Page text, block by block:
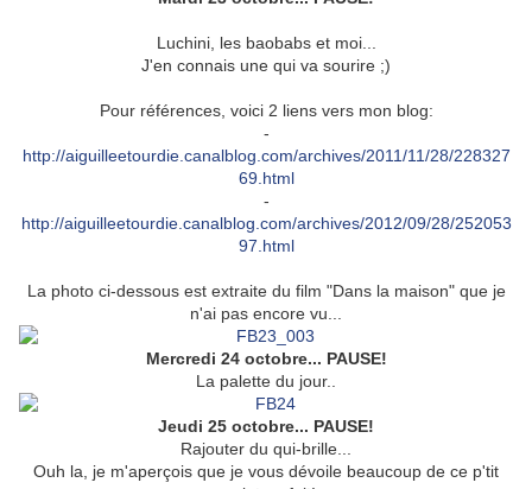
Luchini, les baobabs et moi...
J'en connais une qui va sourire ;)
Pour références, voici 2 liens vers mon blog:
-
http://aiguilleetourdie.canalblog.com/archives/2011/11/28/228327
69.html
-
http://aiguilleetourdie.canalblog.com/archives/2012/09/28/252053
97.html
La photo ci-dessous est extraite du film "Dans la maison" que je
n'ai pas encore vu...
Mercredi 24 octobre... PAUSE!
La palette du jour..
Jeudi 25 octobre... PAUSE!
Rajouter du qui-brille...
Ouh la, je m'aperçois que je vous dévoile beaucoup de ce p'tit